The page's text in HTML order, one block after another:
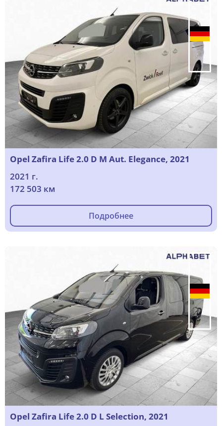
Opel Zafira Life 2.0 D M Aut. Elegance, 2021
2021 г.
172 503 км
Подробнее
Opel Zafira Life 2.0 D L Selection, 2021